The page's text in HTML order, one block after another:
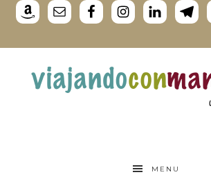
MENU